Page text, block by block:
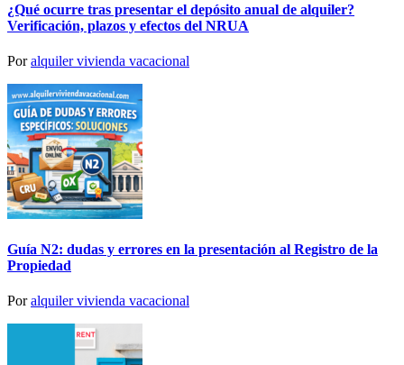
¿Qué ocurre tras presentar el depósito anual de alquiler?
Verificación, plazos y efectos del NRUA
Poralquiler vivienda vacacional
Guía N2: dudas y errores en la presentación al Registro de la
Propiedad
Poralquiler vivienda vacacional